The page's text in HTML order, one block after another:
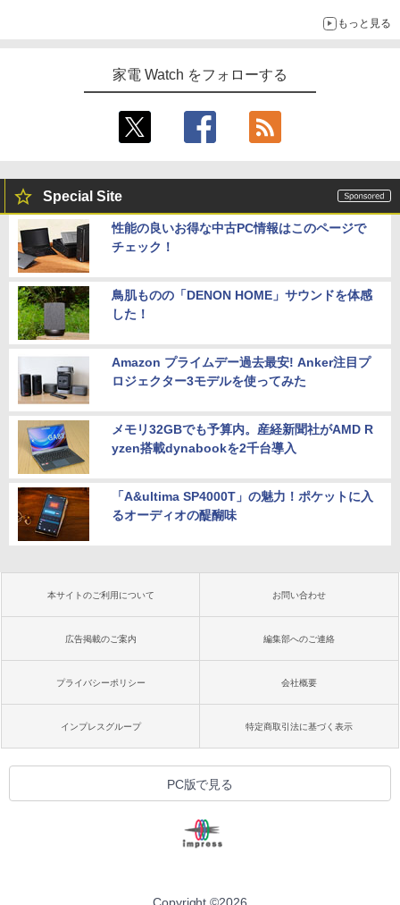
もっと見る
家電 Watch をフォローする
Special Site
性能の良いお得な中古PC情報はこのページで
チェック！
鳥肌ものの「DENON HOME」サウンドを体感
した！
Amazon プライムデー過去最安! Anker注目プ
ロジェクター3モデルを使ってみた
メモリ32GBでも予算内。産経新聞社がAMD R
yzen搭載dynabookを2千台導入
「A&ultima SP4000T」の魅力！ポケットに入
るオーディオの醍醐味
本サイトのご利用について お問い合わせ
広告掲載のご案内 編集部へのご連絡
プライバシーポリシー 会社概要
インプレスグループ 特定商取引法に基づく表示
PC版で見る